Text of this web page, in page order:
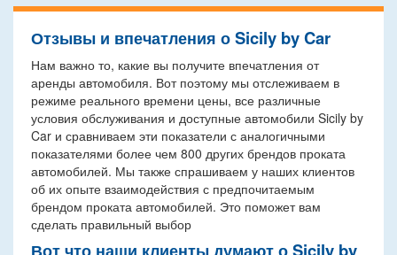
Отзывы и впечатления о Sicily by Car
Нам важно то, какие вы получите впечатления от
аренды автомобиля. Вот поэтому мы отслеживаем в
режиме реального времени цены, все различные
условия обслуживания и доступные автомобили Sicily by
Car и сравниваем эти показатели с аналогичными
показателями более чем 800 других брендов проката
автомобилей. Мы также спрашиваем у наших клиентов
об их опыте взаимодействия с предпочитаемым
брендом проката автомобилей. Это поможет вам
сделать правильный выбор
Вот что наши клиенты думают о Sicily by